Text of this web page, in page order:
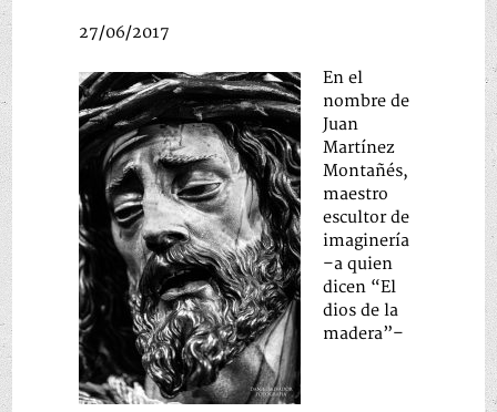
27/06/2017
En el
nombre de
Juan
Martínez
Montañés,
maestro
escultor de
imaginería
–a quien
dicen “El
dios de la
madera”–